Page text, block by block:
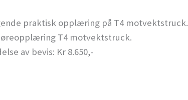
praktisk opplæring på T4 motvektstruck.
T4 motvektstruck.
av bevis: Kr 8.650,-